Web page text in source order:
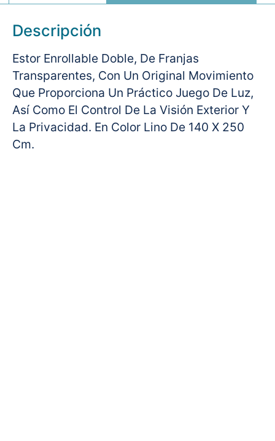
Descripción
Estor Enrollable Doble, De Franjas
Transparentes, Con Un Original Movimiento
Que Proporciona Un Práctico Juego De Luz,
Así Como El Control De La Visión Exterior Y
La Privacidad. En Color Lino De 140 X 250
Cm.